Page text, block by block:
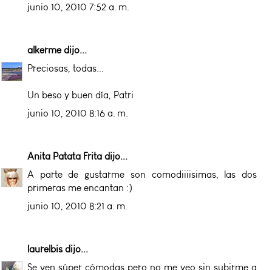
junio 10, 2010 7:52 a. m.
alkermedijo...
Preciosas, todas...
Un beso y buen día, Patri
junio 10, 2010 8:16 a. m.
Anita Patata Frita dijo...
A parte de gustarme son comodiiiisimas, las dos
primeras me encantan :)
junio 10, 2010 8:21 a. m.
laurelbis dijo...
Se ven súper cómodas pero no me veo sin subirme a